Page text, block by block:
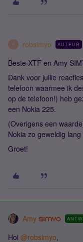
R robsimyo AUTEUR
Beste XTF en Amy
Dank voor jullie
telefoon waarmee ik
op de telefoon!) heb
een Nokia 225.
(Overigens een
Nokia zo geweldig
Groet!
Amy
Hoi ​ @robsimyo,